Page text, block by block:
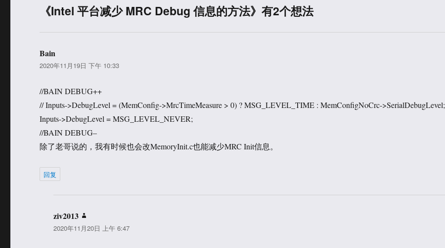
《Intel 平台减少 MRC Debug 信息的方法》有2个想法
Bain
道：
2020年11月19日 下午 10:33
//BAIN DEBUG++
// Inputs->DebugLevel = (MemConfig->MrcTimeMeasure > 0) ? MSG_LEVEL_TIME : MemConfigNoCrc->SerialDebugLevel;
Inputs->DebugLevel = MSG_LEVEL_NEVER;
//BAIN DEBUG–
除了老哥说的，我有时候也会改MemoryInit.c也能减少MRC Init信息。
回复
ziv2013
道：
2020年11月20日 上午 6:47